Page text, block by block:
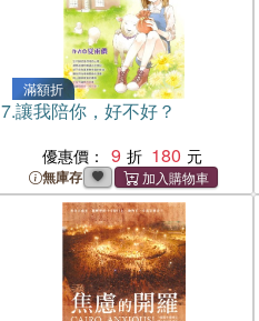
滿額折
7.讓我陪你，好不好？
優惠價： 9 180
無庫存